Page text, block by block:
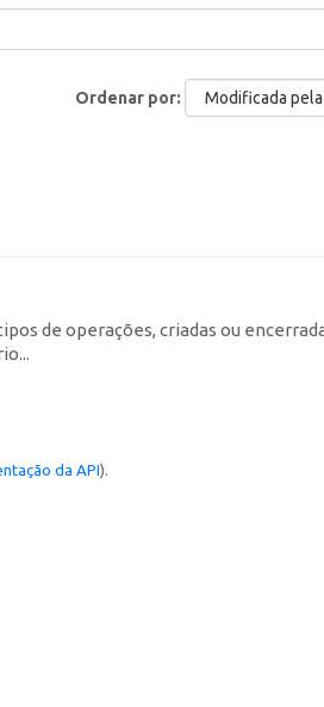
Ordenar por
de operações, criadas ou
da API).